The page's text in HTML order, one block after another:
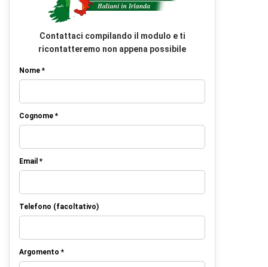
Contattaci compilando il modulo e ti
ricontatteremo non appena possibile
Nome *
Cognome *
Email *
Telefono (facoltativo)
Argomento *